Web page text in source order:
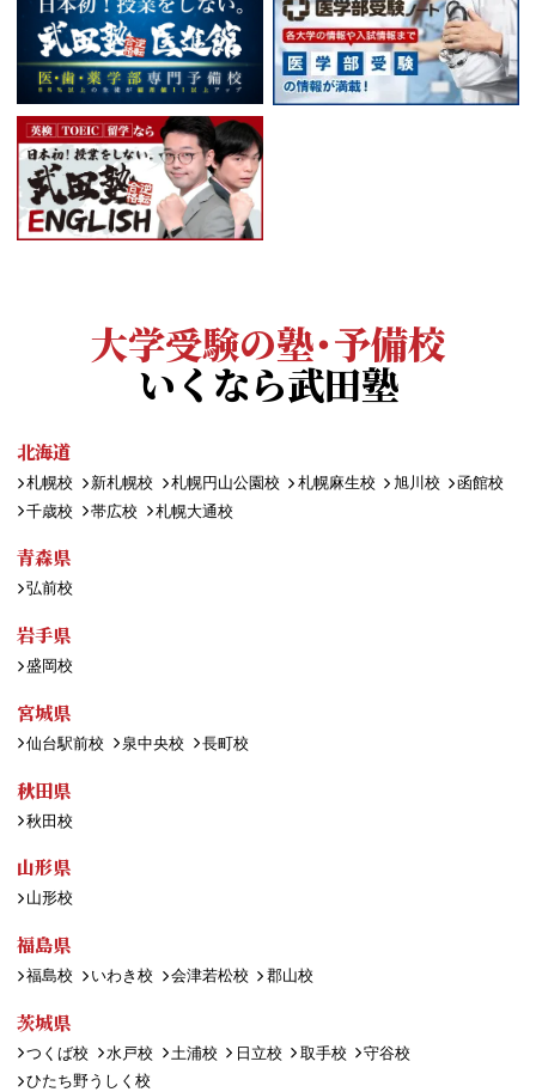
大学受験の塾・予備校
いくなら武田塾
北海道
札幌校 新札幌校 札幌円山公園校 札幌麻生校 旭川校
函館校
千歳校
帯広校 札幌大通校
青森県
弘前校
岩手県
盛岡校
宮城県
仙台駅前校 泉中央校 長町校
秋田県
秋田校
山形県
山形校
福島県
福島校 いわき校 会津若松校 郡山校
茨城県
つくば校 水戸校 土浦校 日立校 取手校
守谷校
ひたち野うしく校